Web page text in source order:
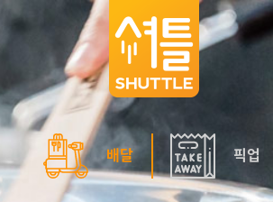
배달 픽업